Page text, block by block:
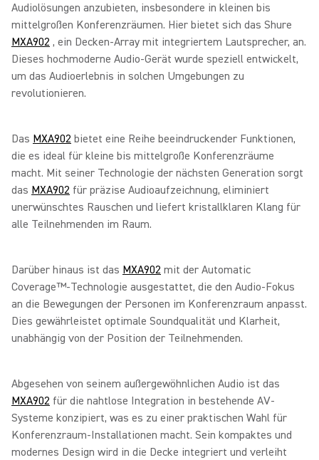
Audiolösungen anzubieten, insbesondere in kleinen bis
mittelgroßen Konferenzräumen. Hier bietet sich das Shure
MXA902 , ein Decken-Array mit integriertem Lautsprecher, an.
Dieses hochmoderne Audio-Gerät wurde speziell entwickelt,
um das Audioerlebnis in solchen Umgebungen zu
revolutionieren.
Das MXA902 bietet eine Reihe beeindruckender Funktionen,
die es ideal für kleine bis mittelgroße Konferenzräume
macht. Mit seiner Technologie der nächsten Generation sorgt
das MXA902 für präzise Audioaufzeichnung, eliminiert
unerwünschtes Rauschen und liefert kristallklaren Klang für
alle Teilnehmenden im Raum.
Darüber hinaus ist das MXA902 mit der Automatic
Coverage™-Technologie ausgestattet, die den Audio-Fokus
an die Bewegungen der Personen im Konferenzraum anpasst.
Dies gewährleistet optimale Soundqualität und Klarheit,
unabhängig von der Position der Teilnehmenden.
Abgesehen von seinem außergewöhnlichen Audio ist das
MXA902 für die nahtlose Integration in bestehende AV-
Systeme konzipiert, was es zu einer praktischen Wahl für
Konferenzraum-Installationen macht. Sein kompaktes und
modernes Design wird in die Decke integriert und verleiht